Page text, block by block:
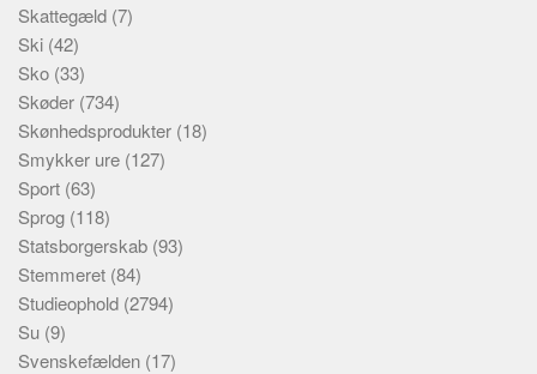
Skattegæld (7)
Ski (42)
Sko (33)
Skøder (734)
Skønhedsprodukter (18)
Smykker ure (127)
Sport (63)
Sprog (118)
Statsborgerskab (93)
Stemmeret (84)
Studieophold (2794)
Su (9)
Svenskefælden (17)